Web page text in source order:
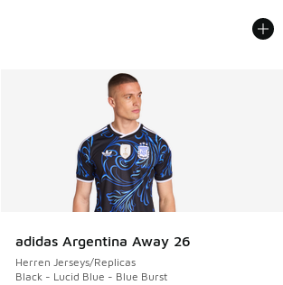
adidas Argentina Away 26
Herren Jerseys/Replicas
Black - Lucid Blue - Blue Burst